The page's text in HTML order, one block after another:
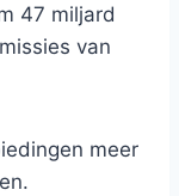
47 miljard
van
meer